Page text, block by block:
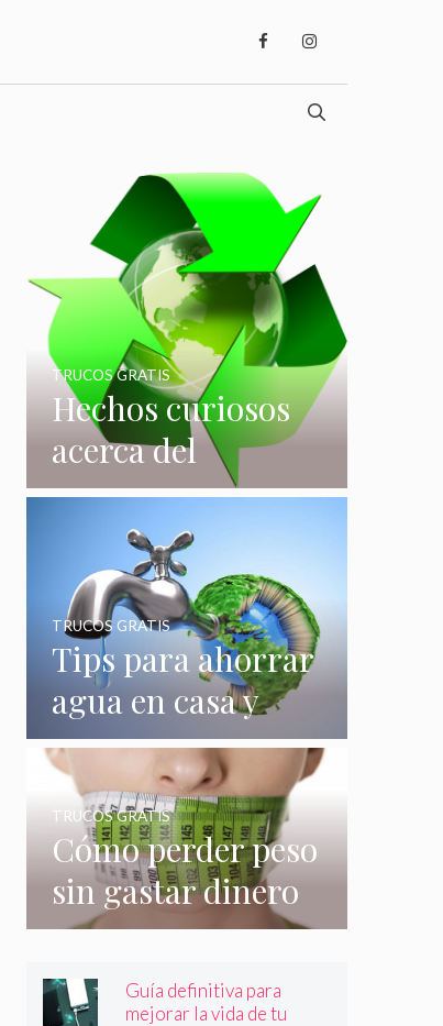
Hechos curiosos
acerca del
reciclaje que
quizás no
conocías
TRUCOS GRATIS
Tips para ahorrar
agua en casa y
gastar menos en
su consumo
TRUCOS GRATIS
Cómo perder peso
sin gastar dinero
e incluso sin
hacer nada
TRUCOS GRATIS
Guía definitiva para
mejorar la vida de tu